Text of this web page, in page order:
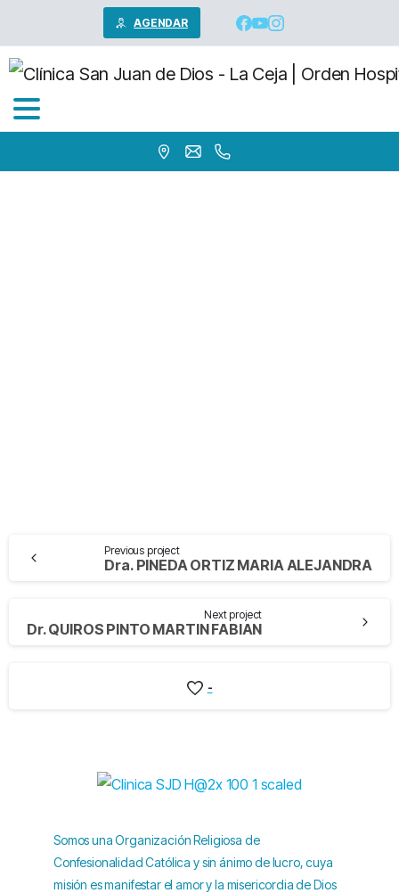
AGENDAR
Previous project
Dra. PINEDA ORTIZ MARIA ALEJANDRA
Next project
Dr. QUIROS PINTO MARTIN FABIAN
-
Somos una Organización Religiosa de
Confesionalidad Católica y sin ánimo de lucro, cuya
misión es manifestar el amor y la misericordia de Dios